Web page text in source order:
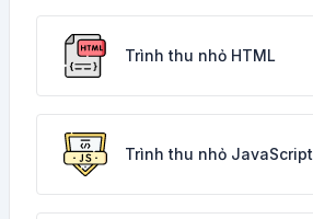
Trình thu nhỏ HTML
Trình thu nhỏ JavaScript